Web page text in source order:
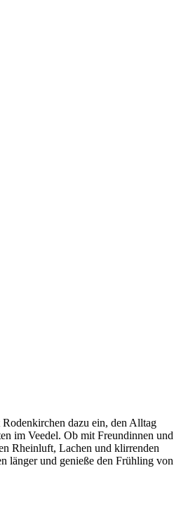
dazu ein, den Alltag
im Veedel. Ob mit Freundinnen und
Rheinluft, Lachen und klirrenden
länger und genieße den Frühling von